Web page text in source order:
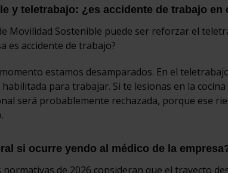
y teletrabajo: ¿es accidente de trabajo en
Movilidad Sostenible puede ser reforzar el
es accidente de trabajo?
estamos desamparados. En el
para trabajar. Si te lesionas en la
será probablemente rechazada, porque ese
si ocurre yendo al médico de la
normativas de 2026 consideran que el trayecto